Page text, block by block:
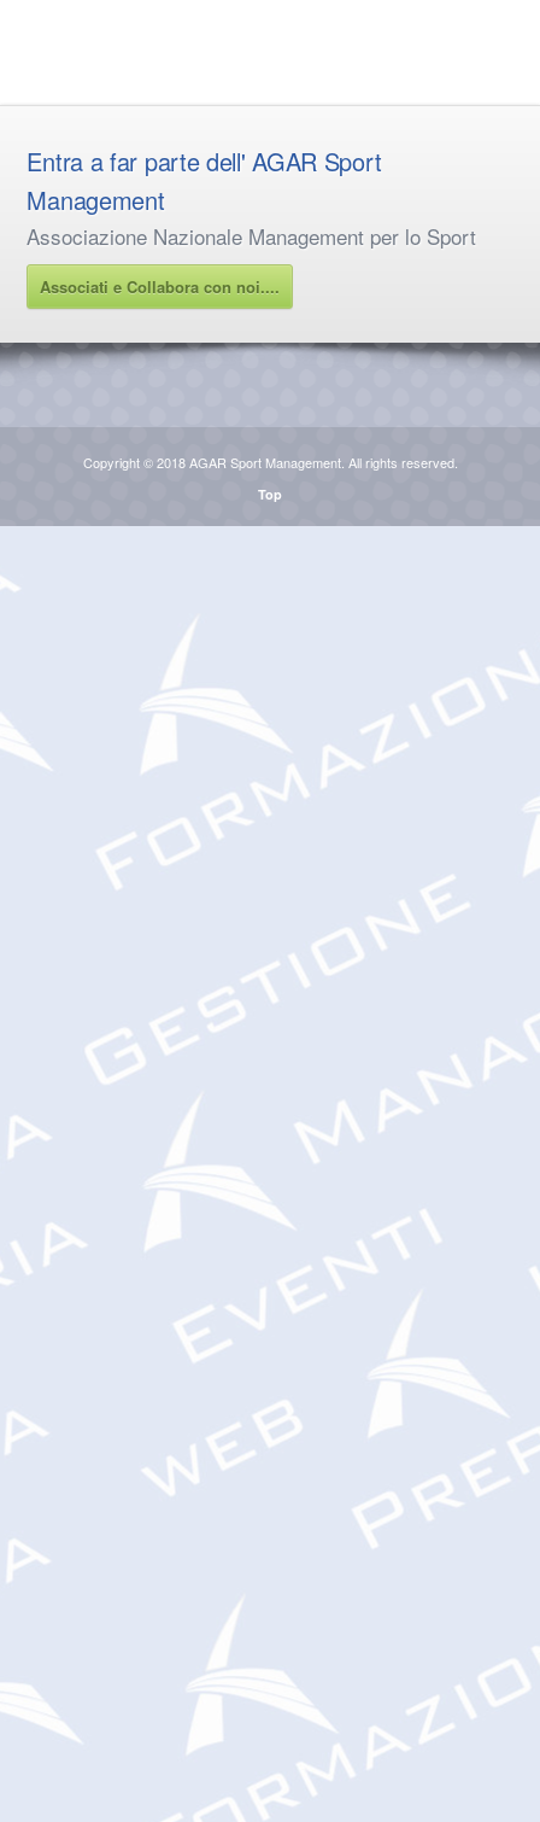
Entra a far parte dell' AGAR Sport
Management
Associazione Nazionale Management per lo Sport
Associati e Collabora con noi....
Copyright © 2018 AGAR Sport Management. All rights reserved.
Top